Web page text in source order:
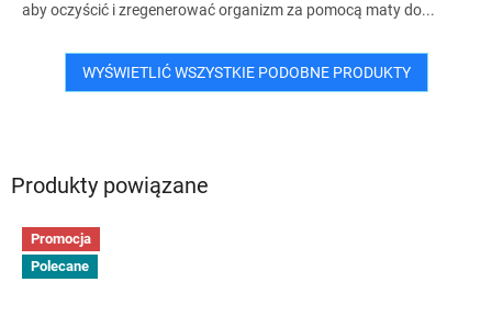
Produkty powiązane
Promocja
Polecane
aby oczyścić i zregenerować organizm za pomocą maty do...
WYŚWIETLIĆ WSZYSTKIE PODOBNE PRODUKTY